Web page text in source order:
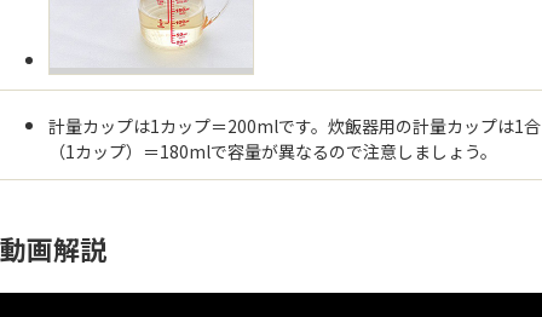
計量カップは1カップ＝200mlです。炊飯器用の計量カップは1合
（1カップ）＝180mlで容量が異なるので注意しましょう。
動画解説